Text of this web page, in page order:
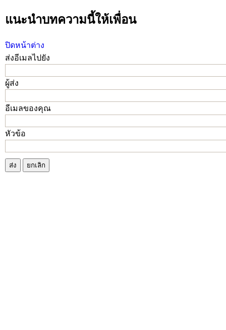
แนะนำบทความนี้ให้เพื่อน
ปิดหน้าต่าง
ส่งอีเมลไปยัง
ผู้ส่ง
อีเมลของคุณ
หัวข้อ
ส่ง ยกเลิก